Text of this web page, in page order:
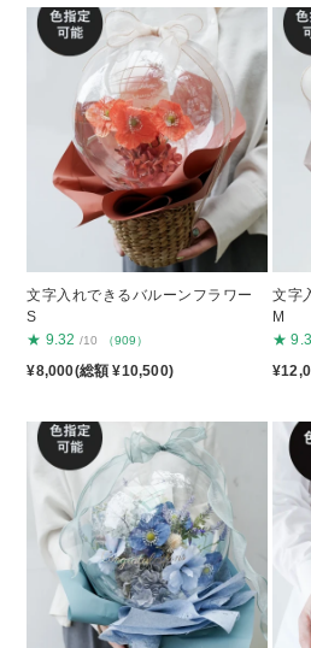
文字入れできるバルーンフラワー
S
★ 9.32 /10 （909）
¥8,000(総額 ¥10,500)
文字
M
★